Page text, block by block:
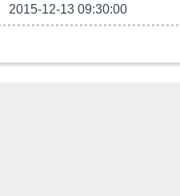
2015-12-13 09:30:00